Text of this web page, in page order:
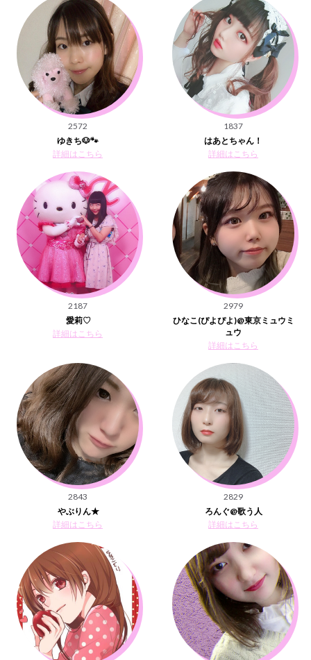
2572
ゆきち🐶🐾
詳細はこちら
1837
はあとちゃん！
詳細はこちら
2187
愛莉♡
詳細はこちら
2979
ひなこ(ぴよぴよ)@東京ミュウミ
ュウ
詳細はこちら
2843
やぶりん★
詳細はこちら
2829
ろんぐ@歌う人
詳細はこちら